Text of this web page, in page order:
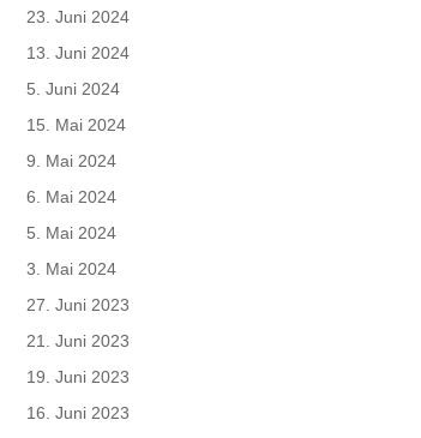
23. Juni 2024
13. Juni 2024
5. Juni 2024
15. Mai 2024
9. Mai 2024
6. Mai 2024
5. Mai 2024
3. Mai 2024
27. Juni 2023
21. Juni 2023
19. Juni 2023
16. Juni 2023